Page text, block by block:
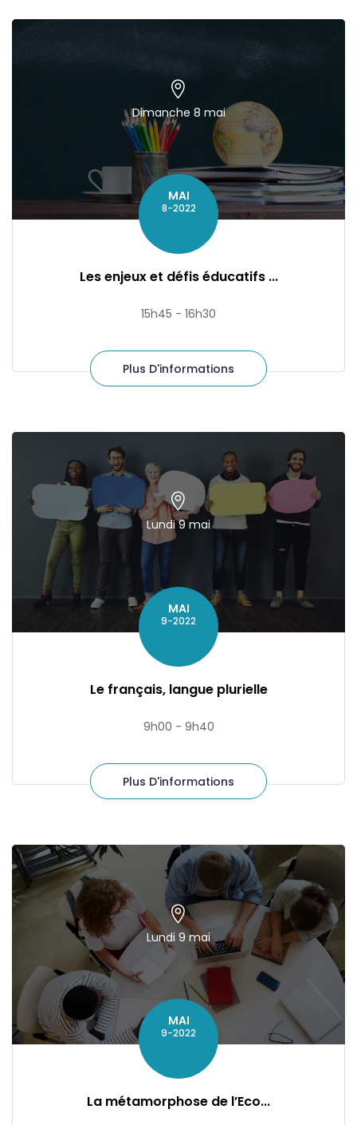
Dimanche 8 mai
MAI
8-2022
Les enjeux et défis éducatifs ...
15h45 - 16h30
Plus D'informations
Lundi 9 mai
MAI
9-2022
Le français, langue plurielle
9h00 - 9h40
Plus D'informations
Lundi 9 mai
MAI
9-2022
La métamorphose de l’Eco...